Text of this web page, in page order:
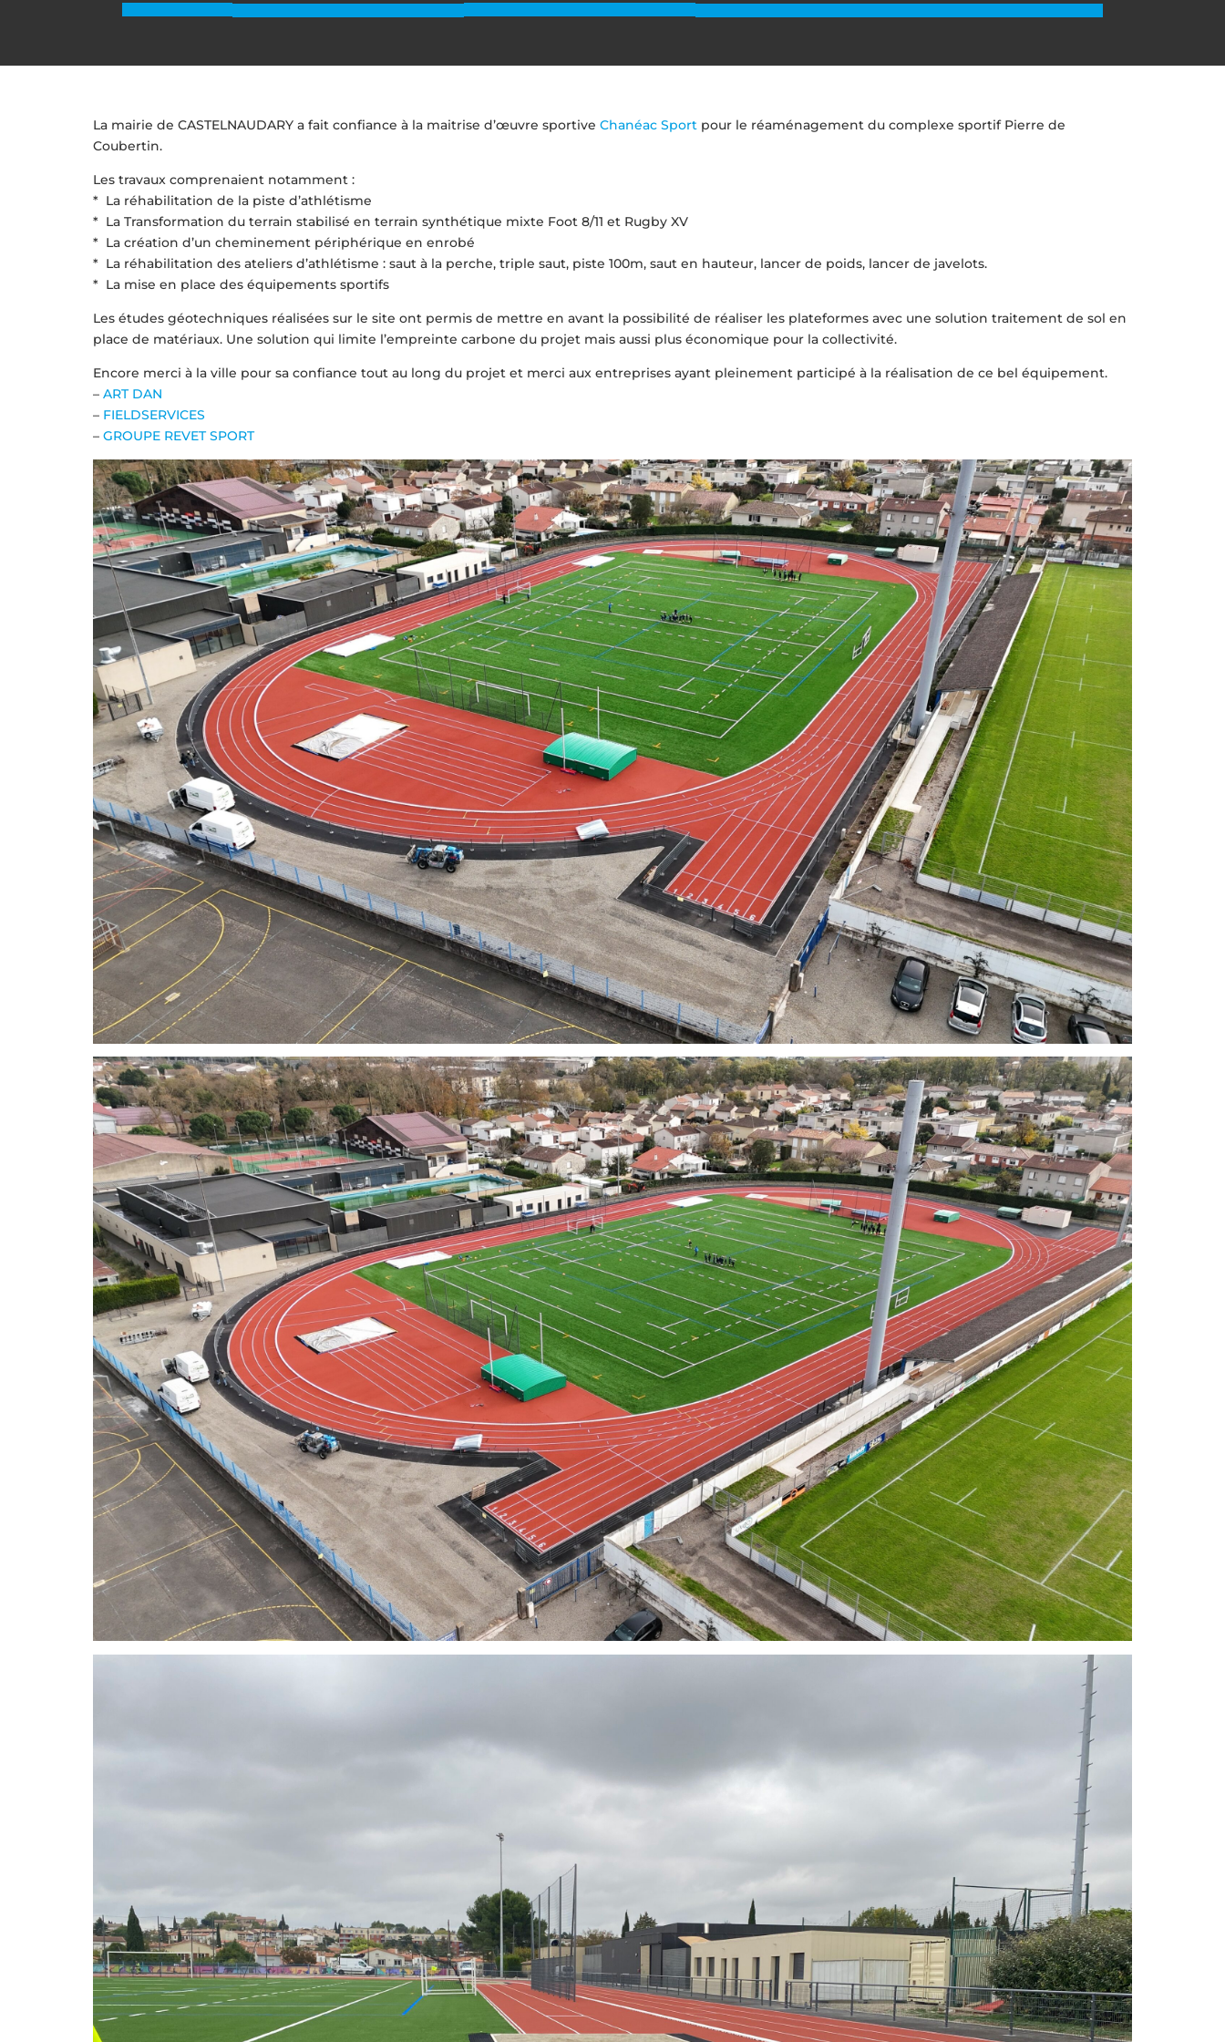
La mairie de CASTELNAUDARY a fait confiance à la maitrise d’œuvre sportive Chanéac Sport pour le réaménagement du complexe sportif Pierre de
Coubertin.
Les travaux comprenaient notamment :
* La réhabilitation de la piste d’athlétisme
* La Transformation du terrain stabilisé en terrain synthétique mixte Foot 8/11 et Rugby XV
* La création d’un cheminement périphérique en enrobé
* La réhabilitation des ateliers d’athlétisme : saut à la perche, triple saut, piste 100m, saut en hauteur, lancer de poids, lancer de javelots.
* La mise en place des équipements sportifs
Les études géotechniques réalisées sur le site ont permis de mettre en avant la possibilité de réaliser les plateformes avec une solution traitement de sol en
place de matériaux. Une solution qui limite l’empreinte carbone du projet mais aussi plus économique pour la collectivité.
Encore merci à la ville pour sa confiance tout au long du projet et merci aux entreprises ayant pleinement participé à la réalisation de ce bel équipement.
– ART DAN
– FIELDSERVICES
– GROUPE REVET SPORT